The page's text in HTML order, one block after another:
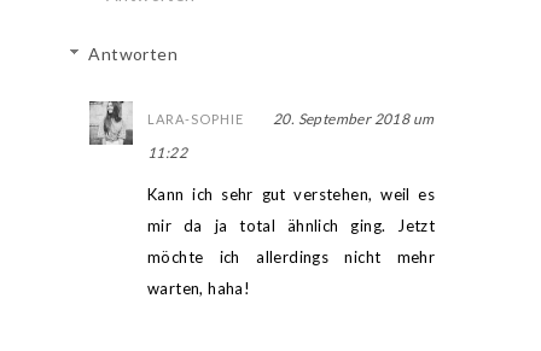
Antworten
LARA-SOPHIE
20. September 2018 um
11:22
Kann ich sehr gut verstehen, weil es
mir da ja total ähnlich ging. Jetzt
möchte ich allerdings nicht mehr
warten, haha!